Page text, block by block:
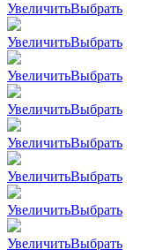
УвеличитьВыбрать
УвеличитьВыбрать
УвеличитьВыбрать
УвеличитьВыбрать
УвеличитьВыбрать
УвеличитьВыбрать
УвеличитьВыбрать
УвеличитьВыбрать